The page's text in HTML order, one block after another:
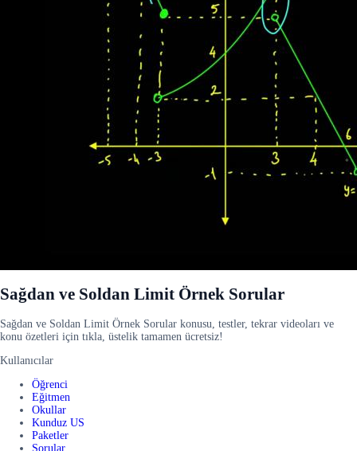
Sağdan ve Soldan Limit Örnek Sorular
Sağdan ve Soldan Limit Örnek Sorular konusu, testler, tekrar videoları ve
konu özetleri için tıkla, üstelik tamamen ücretsiz!
Kullanıcılar
Öğrenci
Eğitmen
Okullar
Kunduz US
Paketler
Sorular